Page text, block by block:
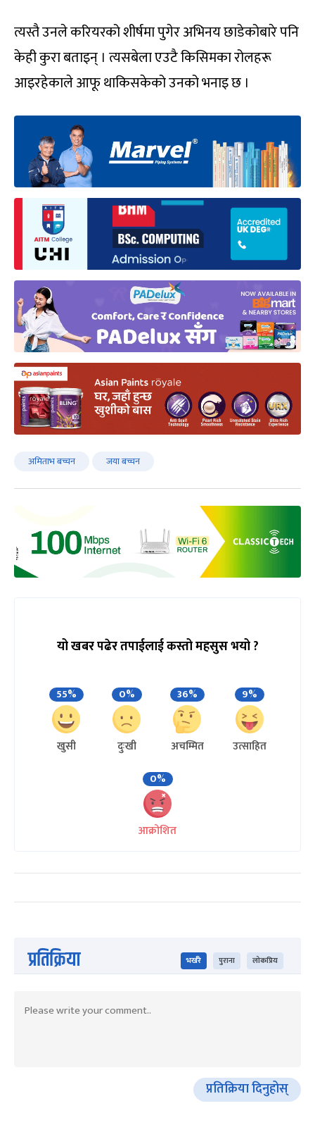
त्यस्तै उनले करियरको शीर्षमा पुगेर अभिनय छाडेकोबारे पनि
केही कुरा बताइन् । त्यसबेला एउटै किसिमका रोलहरू
आइरहेकाले आफू थाकिसकेको उनको भनाइ छ ।
अमिताभ बच्चन जया बच्चन
यो खबर पढेर तपाईलाई कस्तो महसुस भयो ?
55%
खुसी
0%
दुःखी
36%
अचम्मित
9%
उत्साहित
0%
आक्रोशित
प्रतिक्रिया भर्खरै पुराना लोकप्रिय
प्रतिक्रिया दिनुहोस्